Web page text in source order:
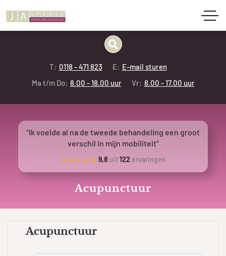
T: 0118 - 471 823 E: E-mail sturen
Ma t/m Do: 8.00 - 18.00 uur Vr: 8.00 - 17.00 uur
“Ik voelde al na de tweede behandeling een groot
verschil in mijn mobiliteit”
★★★★★9,8 uit122ervaringen
Acupunctuur
Acupunctuur